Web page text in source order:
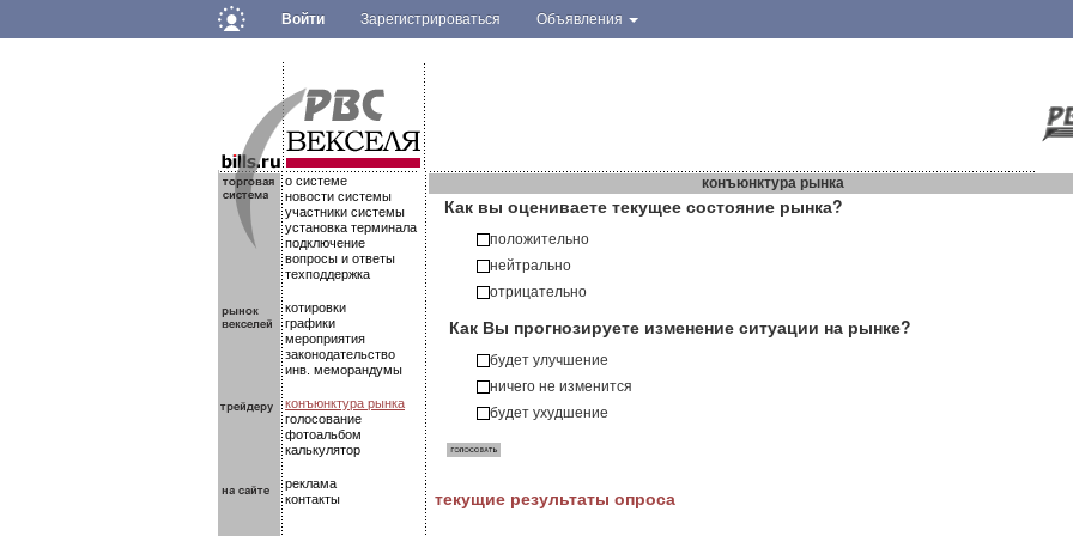
Войти Зарегистрироваться Объявления
.
.о системе
новости системы
участники системы
установка терминала
подключение
вопросы и ответы
техподдержка
котировки
графики
мероприятия
законодательство
инв. меморандумы
конъюнктура рынка
голосование
фотоальбом
калькулятор
реклама
контакты
. конъюнктура рынка
Как вы оцениваете текущее состояние рынка?
положительно
нейтрально
отрицательно
Как Вы прогнозируете изменение ситуации на рынке?
будет улучшение
ничего не изменится
будет ухудшение
текущие результаты опроса